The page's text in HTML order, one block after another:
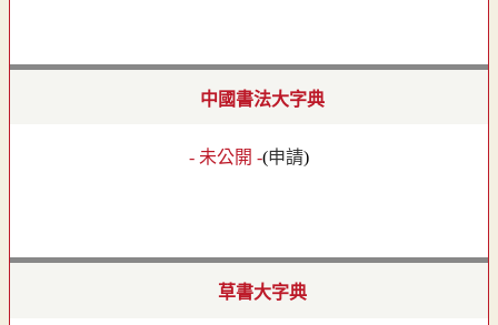
中國書法大字典
- 未公開 -(申請)
草書大字典